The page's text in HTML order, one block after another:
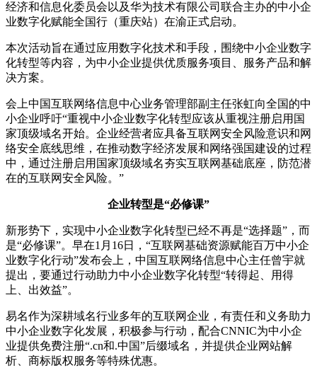
经济和信息化委员会以及华为技术有限公司联合主办的中小企
业数字化赋能全国行（重庆站）在渝正式启动。
本次活动旨在通过应用数字化技术和手段，围绕中小企业数字
化转型等内容，为中小企业提供优质服务项目、服务产品和解
决方案。
会上中国互联网络信息中心业务管理部副主任张虹向全国的中
小企业呼吁“重视中小企业数字化转型应该从重视注册启用国
家顶级域名开始。企业经营者应具备互联网安全风险意识和网
络安全底线思维，在推动数字经济发展和网络强国建设的过程
中，通过注册启用国家顶级域名夯实互联网基础底座，防范潜
在的互联网安全风险。”
企业转型是“必修课”
新形势下，实现中小企业数字化转型已经不再是“选择题”，而
是“必修课”。早在1月16日，“互联网基础资源赋能百万中小企
业数字化行动”发布会上，中国互联网络信息中心主任曾宇就
提出，要通过行动助力中小企业数字化转型“转得起、用得
上、出效益”。
易名作为深耕域名行业多年的互联网企业，有责任和义务助力
中小企业数字化发展，积极参与行动，配合CNNIC为中小企
业提供免费注册“.cn和.中国”后缀域名，并提供企业网站解
析、商标版权服务等特殊优惠。